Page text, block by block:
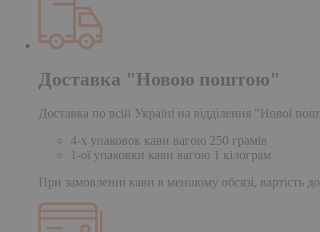
Доставка "Новою поштою"
Доставка по всій Україні на відділення "Нової
4-х упаковок кави вагою 250 грамів
1-ої упаковки кави вагою 1 кілограм
При замовленні кави в меншому обсязі, вартість